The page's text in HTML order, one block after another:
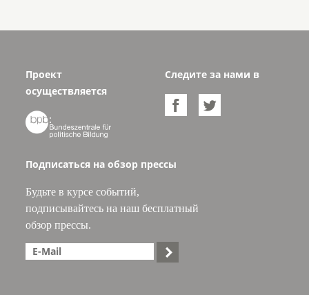
Проект
осуществляется

Следите за нами в
 
Подписаться на обзор прессы
Будьте в курсе событий,
подписывайтесь на наш бесплатный
обзор прессы.
